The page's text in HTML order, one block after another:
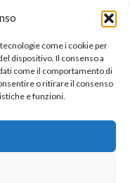
come i cookie per
dispositivo. Il consenso a
come il comportamento di
o ritirare il consenso
e funzioni.
visione
n° 170656